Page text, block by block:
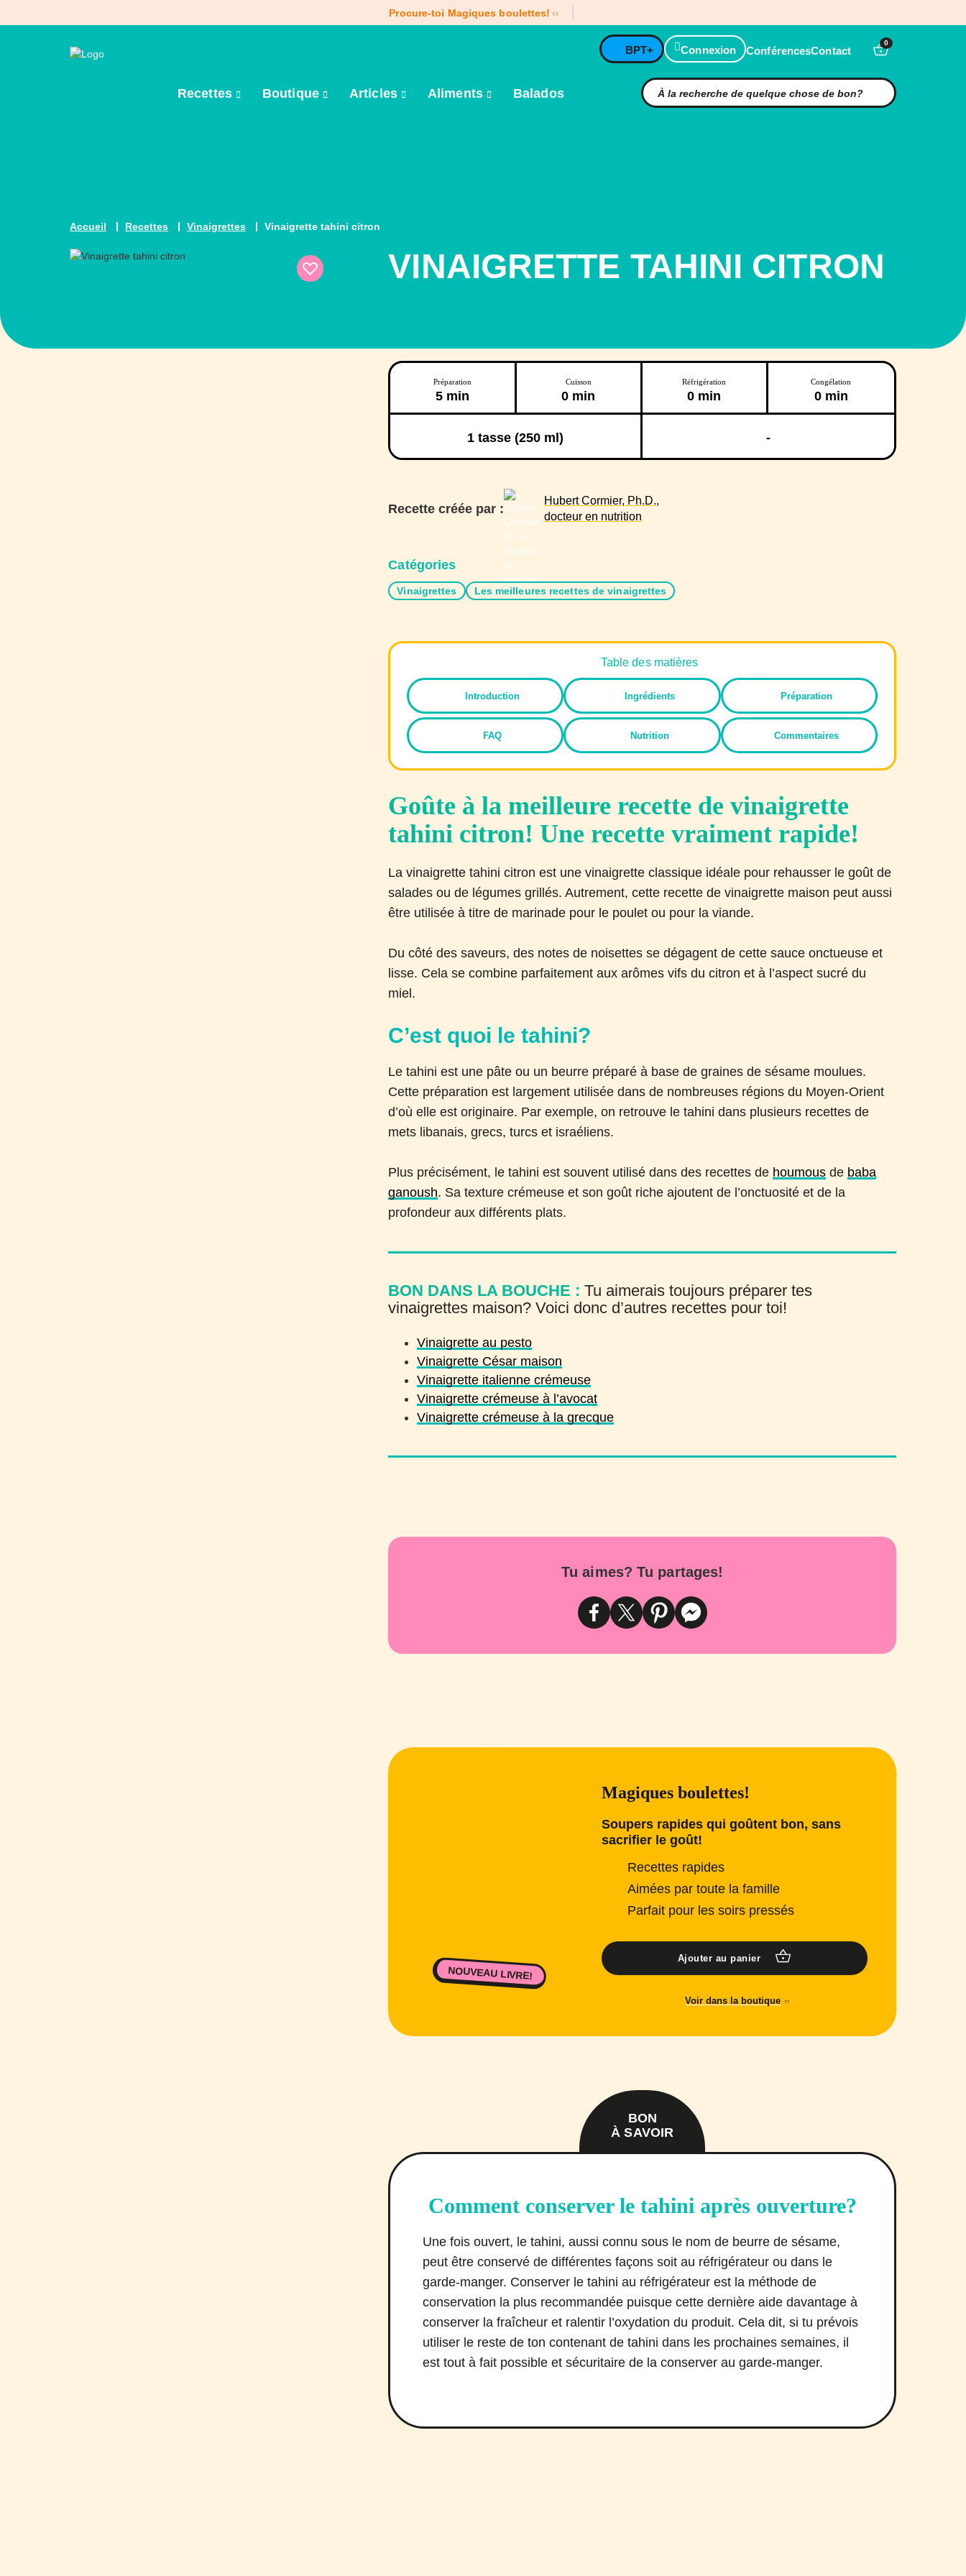
Procure-toi Magiques boulettes!
BPT+ Connexion ConférencesContact
0
Recettes Boutique Articles Aliments Balados
Accueil Recettes Vinaigrettes Vinaigrette tahini citron
VINAIGRETTE TAHINI CITRON
Préparation
5 min
Cuisson
0 min
Réfrigération
0 min
Congélation
0 min
1tasse (250 ml) -
Recette créée par :
Hubert Cormier, Ph.D.,
docteur en nutrition
Catégories
Vinaigrettes Les meilleures recettes de vinaigrettes
Table des matières
Introduction Ingrédients Préparation
FAQ Nutrition Commentaires
Goûte à la meilleure recette de vinaigrette
tahini citron! Une recette vraiment rapide!
La vinaigrette tahini citron est une vinaigrette classique idéale pour rehausser le goût de
salades ou de légumes grillés. Autrement, cette recette de vinaigrette maison peut aussi
être utilisée à titre de marinade pour le poulet ou pour la viande.
Du côté des saveurs, des notes de noisettes se dégagent de cette sauce onctueuse et
lisse. Cela se combine parfaitement aux arômes vifs du citron et à l’aspect sucré du
miel.
C’est quoi le tahini?
Le tahini est une pâte ou un beurre préparé à base de graines de sésame moulues.
Cette préparation est largement utilisée dans de nombreuses régions du Moyen-Orient
d’où elle est originaire. Par exemple, on retrouve le tahini dans plusieurs recettes de
mets libanais, grecs, turcs et israéliens.
Plus précisément, le tahini est souvent utilisé dans des recettes de houmous de baba
ganoush. Sa texture crémeuse et son goût riche ajoutent de l’onctuosité et de la
profondeur aux différents plats.
BON DANS LA BOUCHE :Tu aimerais toujours préparer tes
vinaigrettes maison? Voici donc d’autres recettes pour toi!
Vinaigrette au pesto
Vinaigrette César maison
Vinaigrette italienne crémeuse
Vinaigrette crémeuse à l’avocat
Vinaigrette crémeuse à la grecque
Tu aimes? Tu partages!
Magiques boulettes!
Soupers rapides qui goûtent bon, sans
sacrifier le goût!
Recettes rapides
Aimées par toute la famille
Parfait pour les soirs pressés
Ajouter au panier
Voir dans la boutique
NOUVEAU LIVRE!
BON
À SAVOIR
Comment conserver le tahini après ouverture?
Une fois ouvert, le tahini, aussi connu sous le nom de beurre de sésame,
peut être conservé de différentes façons soit au réfrigérateur ou dans le
garde-manger. Conserver le tahini au réfrigérateur est la méthode de
conservation la plus recommandée puisque cette dernière aide davantage à
conserver la fraîcheur et ralentir l’oxydation du produit. Cela dit, si tu prévois
utiliser le reste de ton contenant de tahini dans les prochaines semaines, il
est tout à fait possible et sécuritaire de la conserver au garde-manger.